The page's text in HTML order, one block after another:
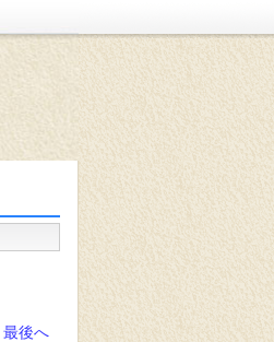
最後へ